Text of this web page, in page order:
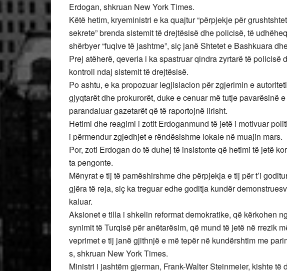
Erdogan, shkruan New York Times.
Këtë hetim, kryeministri e ka quajtur “përpjekje për
sekrete” brenda sistemit të drejtësisë dhe policisë, të
shërbyer “fuqive të jashtme”, siç janë Shtetet e Bashkuara
Prej atëherë, qeveria i ka spastruar qindra zyrtarë të policisë
kontroll ndaj sistemit të drejtësisë.
Po ashtu, e ka propozuar legjislacion për zgjerimin e
gjyqtarët dhe prokurorët, duke e cenuar më tutje pavarësinë
parandaluar gazetarët që të raportojnë lirisht.
Hetimi dhe reagimi i zotit Erdoganmund të jetë i motivuar
i përmendur zgjedhjet e rëndësishme lokale në muajin mars.
Por, zoti Erdogan do të duhej të insistonte që hetimi të jetë
ta pengonte.
Mënyrat e tij të pamëshirshme dhe përpjekja e tij për t’i
gjëra të reja, siç ka treguar edhe goditja kundër
kaluar.
Aksionet e tilla i shkelin reformat demokratike, që kërkohen
synimit të Turqisë për anëtarësim, që mund të jetë në rrezik
veprimet e tij janë gjithnjë e më tepër në kundërshtim me
s, shkruan New York Times.
Ministri i jashtëm gjerman, Frank-Walter Steinmeier, kishte të